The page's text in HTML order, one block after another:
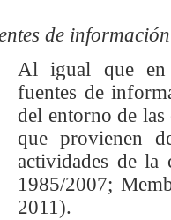
de información
Al igual que en
fuentes de
del entorno de las
que provienen
actividades de la
1985/2007;
2011).